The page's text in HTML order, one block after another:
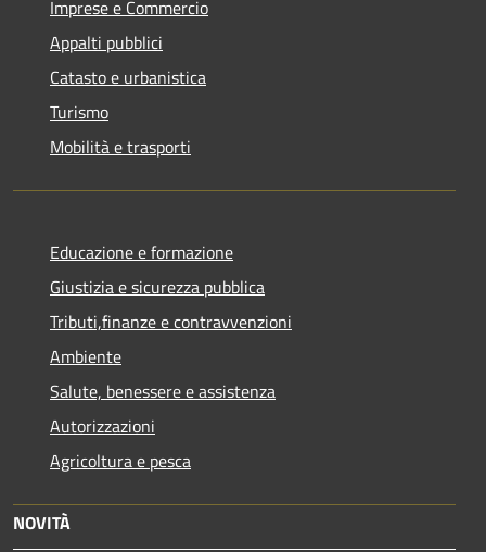
Imprese e Commercio
Appalti pubblici
Catasto e urbanistica
Turismo
Mobilità e trasporti
Educazione e formazione
Giustizia e sicurezza pubblica
Tributi,finanze e contravvenzioni
Ambiente
Salute, benessere e assistenza
Autorizzazioni
Agricoltura e pesca
NOVITÀ